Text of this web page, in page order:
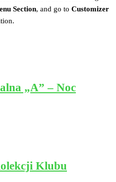
Section, and go to Customizer
„A” – Noc
Klubu